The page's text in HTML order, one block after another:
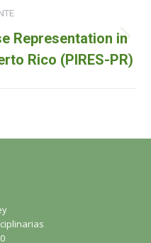
Representation in
Rico (PIRES-PR)